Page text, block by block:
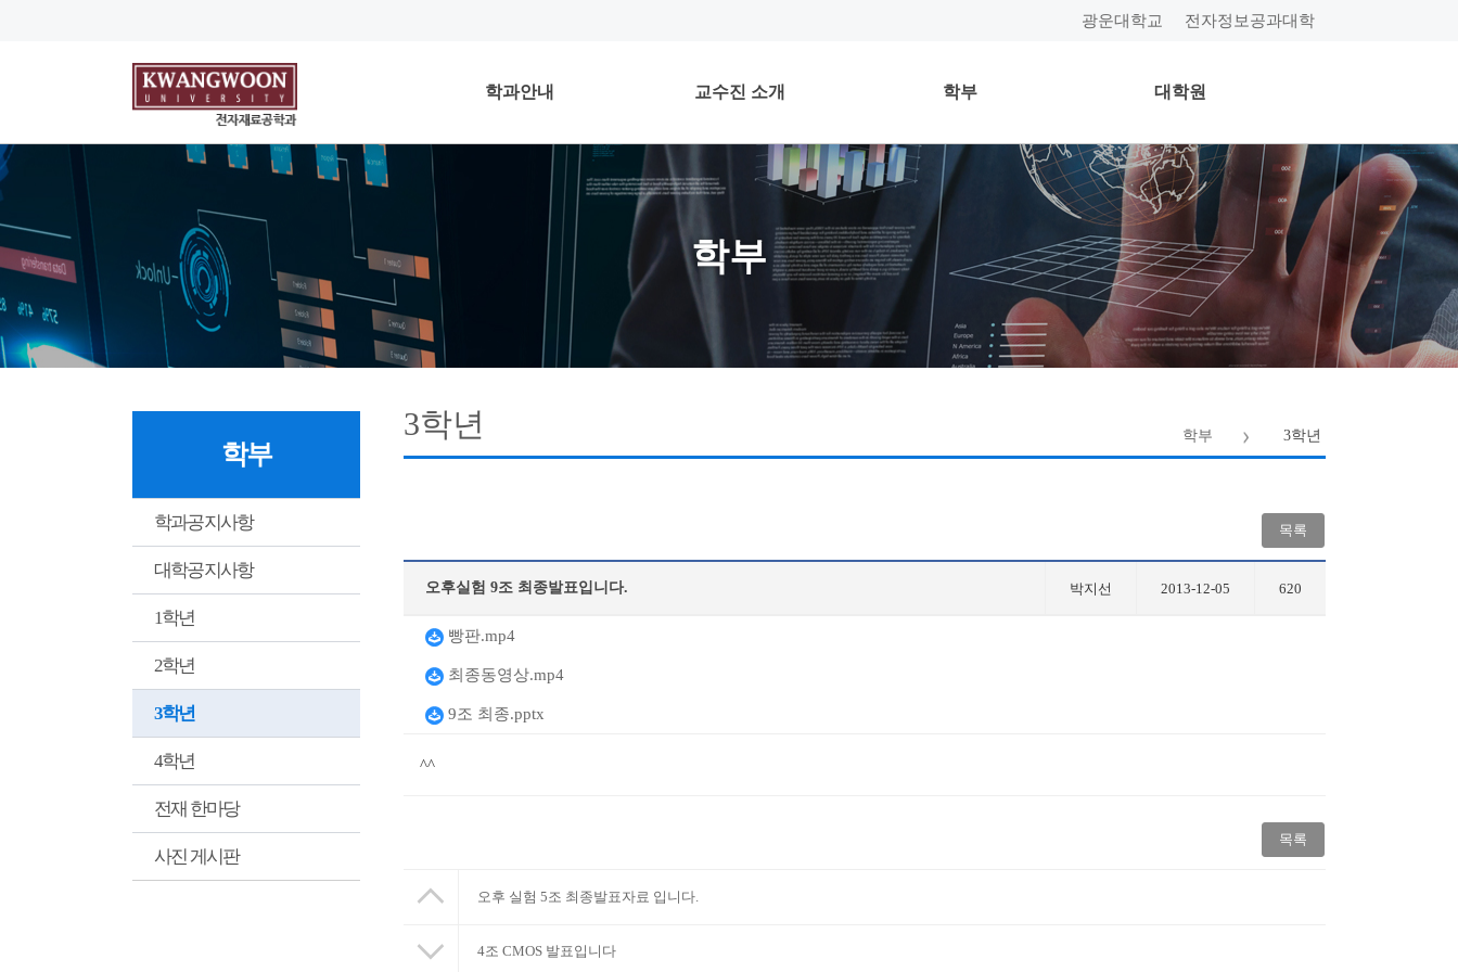
광운대학교 전자정보공과대학
학과안내 교수진 소개 학부 대학원
학부
학부
학과공지사항
대학공지사항
1학년
2학년
3학년
4학년
전재 한마당
사진 게시판
학부 3학년
3학년
목록
오후실험 9조 최종발표입니다. 박지선 2013-12-05 620
빵판.mp4
최종동영상.mp4
9조 최종.pptx
^^
목록
오후 실험 5조 최종발표자료 입니다.
4조 CMOS 발표입니다